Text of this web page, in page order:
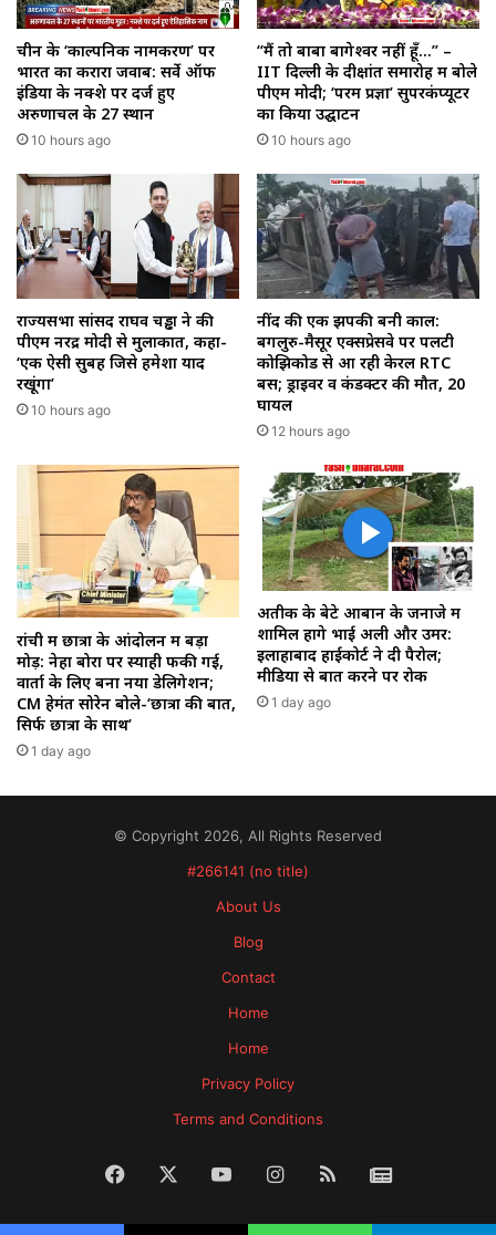
चीन के ‘काल्पनिक नामकरण’ पर
भारत का करारा जवाब: सर्वे ऑफ
इंडिया के नक्शे पर दर्ज हुए
अरुणाचल के 27 स्थान
10 hours ago
“मैं तो बाबा बागेश्वर नहीं हूँ…” –
IIT दिल्ली के दीक्षांत समारोह में बोले
पीएम मोदी; ‘परम प्रज्ञा’ सुपरकंप्यूटर
का किया उद्घाटन
10 hours ago
राज्यसभा सांसद राघव चड्ढा ने की
पीएम नरेंद्र मोदी से मुलाकात, कहा-
‘एक ऐसी सुबह जिसे हमेशा याद
रखूंगा’
10 hours ago
नींद की एक झपकी बनी काल:
बेंगलुरु-मैसूर एक्सप्रेसवे पर पलटी
कोझिकोड से आ रही केरल RTC
बस; ड्राइवर व कंडक्टर की मौत, 20
घायल
12 hours ago
रांची में छात्रों के आंदोलन में बड़ा
मोड़: नेहा बोरा पर स्याही फेंकी गई,
वार्ता के लिए बना नया डेलिगेशन;
CM हेमंत सोरेन बोले-‘छात्रों की बात,
सिर्फ छात्रों के साथ’
1 day ago
अतीक के बेटे आबान के जनाजे में
शामिल होंगे भाई अली और उमर:
इलाहाबाद हाईकोर्ट ने दी पैरोल;
मीडिया से बात करने पर रोक
1 day ago
© Copyright 2026, All Rights Reserved
#266141 (no title)
About Us
Blog
Contact
Home
Home
Privacy Policy
Terms and Conditions
Facebook YouTubeInstagram
RSS News